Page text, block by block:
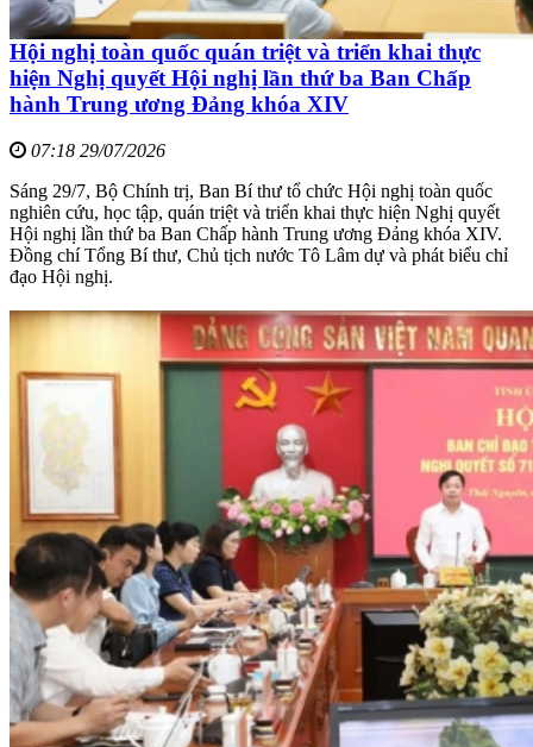
Hội nghị toàn quốc quán triệt và triển khai thực
hiện Nghị quyết Hội nghị lần thứ ba Ban Chấp
hành Trung ương Đảng khóa XIV
07:18 29/07/2026
Sáng 29/7, Bộ Chính trị, Ban Bí thư tổ chức Hội nghị toàn quốc
nghiên cứu, học tập, quán triệt và triển khai thực hiện Nghị quyết
Hội nghị lần thứ ba Ban Chấp hành Trung ương Đảng khóa XIV.
Đồng chí Tổng Bí thư, Chủ tịch nước Tô Lâm dự và phát biểu chỉ
đạo Hội nghị.